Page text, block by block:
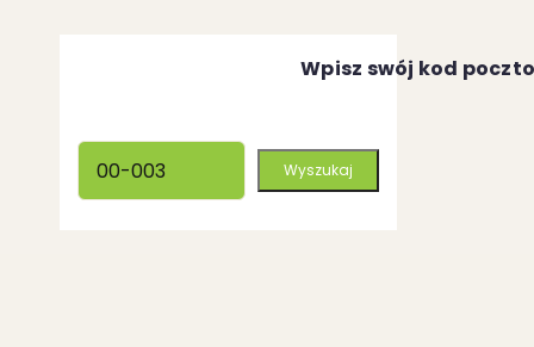
Wpisz swój kod